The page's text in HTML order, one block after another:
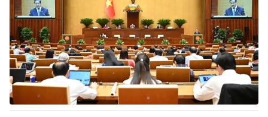
Thế giới
Tin tức
Thế giới đó đây
Câu chuyện quốc tế
Kinh tế
Tài chính
Thị trường
Dữ liệu và đời sống